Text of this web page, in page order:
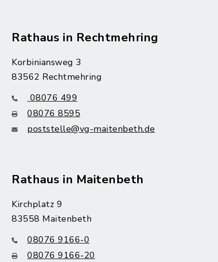
Rathaus in Rechtmehring
Korbiniansweg 3
83562 Rechtmehring
08076 499
08076 8595
poststelle@vg-maitenbeth.de
Rathaus in Maitenbeth
Kirchplatz 9
83558 Maitenbeth
08076 9166-0
08076 9166-20